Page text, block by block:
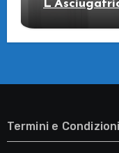
Termini e Condizioni